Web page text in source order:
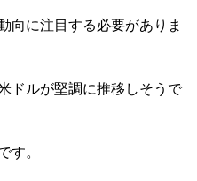
向に注目する必要がありま
ドルが堅調に推移しそうで
す。